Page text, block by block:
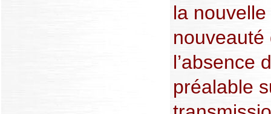
la
l’absence
préalable